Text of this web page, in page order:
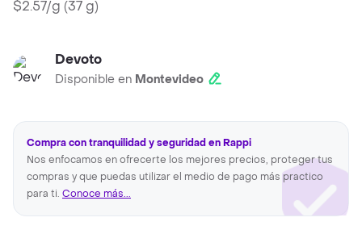
$2.57/g (37 g)
Devoto
Disponible en Montevideo
Compra con tranquilidad y seguridad en Rappi
Nos enfocamos en ofrecerte los mejores precios, proteger tus
compras y que puedas utilizar el medio de pago más practico
para ti. Conoce más...